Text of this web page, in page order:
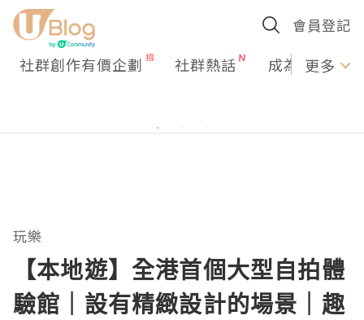
會員登記
社群創作有價企劃 社群熱話 成為U更多
玩樂
【本地遊】全港首個大型自拍體
驗館｜設有精緻設計的場景｜趣